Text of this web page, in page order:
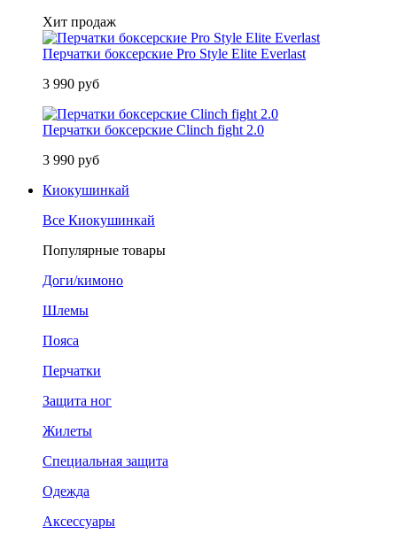
Хит продаж
Перчатки боксерские Pro Style Elite Everlast
3 990 руб
Перчатки боксерские Clinch fight 2.0
3 990 руб
Киокушинкай
Все Киокушинкай
Популярные товары
Доги/кимоно
Шлемы
Пояса
Перчатки
Защита ног
Жилеты
Специальная защита
Одежда
Аксессуары